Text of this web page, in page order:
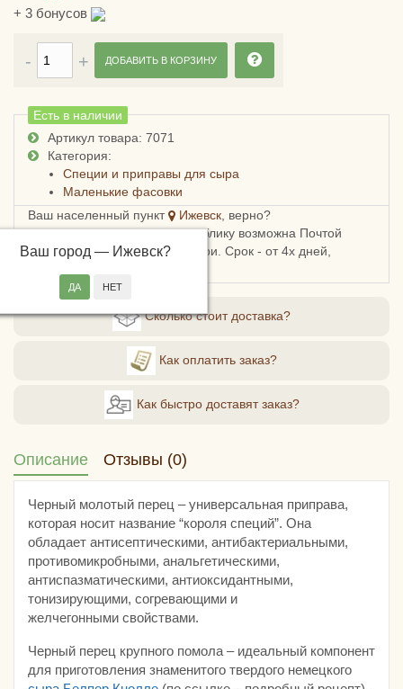
+ 3 бонусов
Есть в наличии
Артикул товара: 7071
Категория:
Специи и приправы для сыра
Маленькие фасовки
Ваш населенный пункт
Ижевск , верно?
Ваш город — Ижевск?
Доставка в Удмуртскую республику возможна Почтой
России, СДЭКом или Боксберри. Срок - от 4х дней,
ДОБАВИТЬ В КОРЗИНУ
Сколько стоит доставка?
Как оплатить заказ?
Как быстро доставят заказ?
Описание Отзывы (0)
Черный молотый перец – универсальная приправа,
которая носит название “короля специй”. Она
обладает антисептическими, антибактериальными,
противомикробными, анальгетическими,
антиспазматическими, антиоксидантными,
тонизирующими, согревающими и
желчегонными свойствами.
Черный перец крупного помола – идеальный компонент
для приготовления знаменитого твердого немецкого